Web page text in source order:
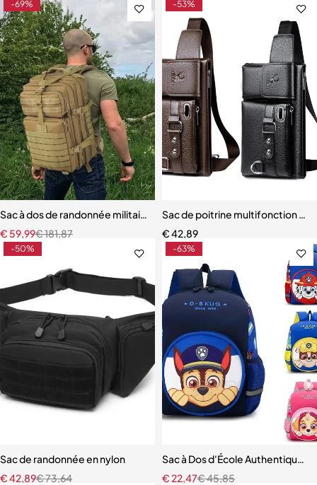
-69%
Sac à dos de randonnée militaire de grande capacité pour hommes
€181,87
€ 59,99
-53%
Sac de poitrine multifonction
€42,89
-50%
Sac de randonnée en nylon
€73,64
€42,89
-63%
Sac à Dos d'École Authentique
€45,85
€22,47